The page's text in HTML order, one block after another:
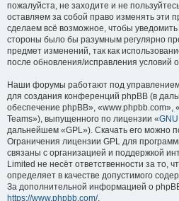
пожалуйста, не заходите и не
оставляем за собой право изменять эти
сделаем всё возможное, чтобы
стороны было бы разумным регулярно
предмет изменений, так как
после обновления/исправления условий
Наши форумы работают под
для создания конференций phpBB (в
обеспечение phpBB», «www.phpbb.com»,
Teams»), выпущенного по лицензии «
дальнейшем «GPL»). Скачать его можно
Ограничения лицензии GPL для
связаны с организацией и поддержкой
Limited не несёт ответственности за то,
определяет в качестве допустимого
За дополнительной информацией о
https://www.phpbb.com/.